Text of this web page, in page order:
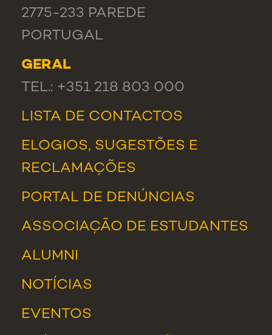
2775-233 PAREDE
PORTUGAL
GERAL
TEL.: +351 218 803 000
LISTA DE CONTACTOS
ELOGIOS, SUGESTÕES E
RECLAMAÇÕES
PORTAL DE DENÚNCIAS
ASSOCIAÇÃO DE ESTUDANTES
ALUMNI
NOTÍCIAS
EVENTOS